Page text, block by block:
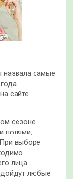
назвала самые
сайте
сезоне
полями,
выборе
лица.
любые